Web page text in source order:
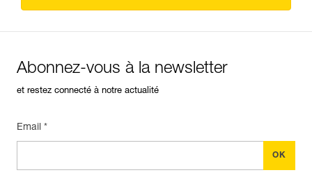
Abonnez-vous à la newsletter
et restez connecté à notre actualité
Email *